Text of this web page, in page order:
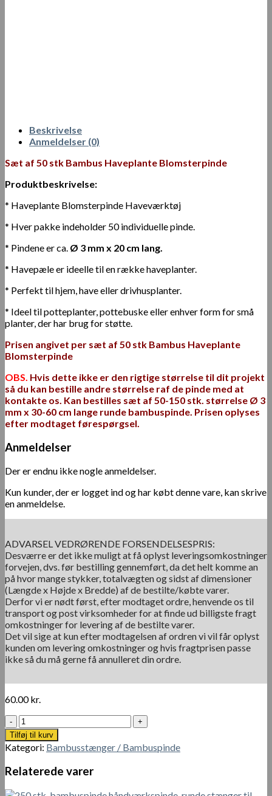
Beskrivelse
Anmeldelser (0)
Sæt af 50 stk Bambus Haveplante Blomsterpinde
Produktbeskrivelse:
* Haveplante Blomsterpinde Haveværktøj
* Hver pakke indeholder 50 individuelle pinde.
* Pindene er ca. Ø 3 mm x 20 cm lang.
* Havepæle er ideelle til en række haveplanter.
* Perfekt til hjem, have eller drivhusplanter.
* Ideel til potteplanter, pottebuske eller enhver form for små
planter, der har brug for støtte.
Prisen angivet per sæt af 50 stk Bambus Haveplante
Blomsterpinde
OBS. Hvis dette ikke er den rigtige størrelse til dit projekt
så du kan bestille andre størrelse raf de pinde med at
kontakte os. Kan bestilles sæt af 50-150 stk. størrelse Ø 3
mm x 30-60 cm lange runde bambuspinde. Prisen oplyses
efter modtaget førespørgsel.
Anmeldelser
Der er endnu ikke nogle anmeldelser.
Kun kunder, der er logget ind og har købt denne vare, kan skrive
en anmeldelse.
ADVARSEL VEDRØRENDE FORSENDELSESPRIS:
Desværre er det ikke muligt at få oplyst leveringsomkostninger
forvejen, dvs. før bestilling gennemført, da det helt komme an
på hvor mange stykker, totalvægten og sidst af dimensioner
(Længde x Højde x Bredde) af de bestilte/købte varer.
Derfor vi er nødt først, efter modtaget ordre, henvende os til
transport og post virksomheder for at finde ud billigste fragt
omkostninger for levering af de bestilte varer.
Det vil sige at kun efter modtagelsen af ordren vi vil får oplyst
kunden om levering omkostninger og hvis fragtprisen passe
ikke så du må gerne få annulleret din ordre.
60.00kr.
Sæt
af
50
stk
Bambus
Haveplante
Tilføj til kurv
Kategori: Bambusstænger / Bambuspinde
Relaterede varer